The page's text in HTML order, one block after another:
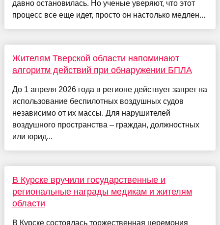
давно остановилась. Но ученые уверяют, что этот
процесс все еще идет, просто он настолько медлен...
Жителям Тверской области напоминают
алгоритм действий при обнаружении БПЛА
До 1 апреля 2026 года в регионе действует запрет на
использование беспилотных воздушных судов
независимо от их массы. Для нарушителей
воздушного пространства – граждан, должностных
или юрид...
В Курске вручили государственные и
региональные награды медикам и жителям
области
В Курске состоялась торжественная церемония